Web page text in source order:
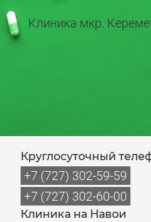
Клиника мкр.
Круглосуточный
+7 (727) 302-59-59
+7 (727) 302-60-00
Клиника на Навои